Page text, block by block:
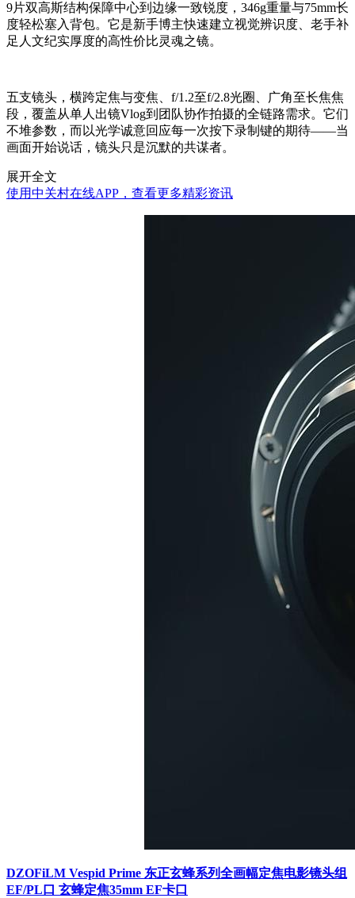
9片双高斯结构保障中心到边缘一致锐度，346g重量与75mm长
度轻松塞入背包。它是新手博主快速建立视觉辨识度、老手补
足人文纪实厚度的高性价比灵魂之镜。
五支镜头，横跨定焦与变焦、f/1.2至f/2.8光圈、广角至长焦焦
段，覆盖从单人出镜Vlog到团队协作拍摄的全链路需求。它们
不堆参数，而以光学诚意回应每一次按下录制键的期待——当
画面开始说话，镜头只是沉默的共谋者。
展开全文
使用中关村在线APP，查看更多精彩资讯
DZOFiLM Vespid Prime 东正玄蜂系列全画幅定焦电影镜头组
EF/PL口 玄蜂定焦35mm EF卡口